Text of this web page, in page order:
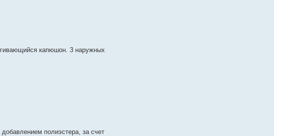
капюшон. 3 наружных
полиэстера, за счет